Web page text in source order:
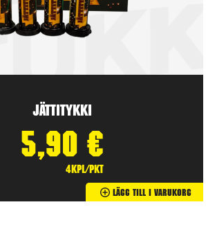
Jättitykki
5,90 €
4kpl/pkt
Lägg Till I Varukorg